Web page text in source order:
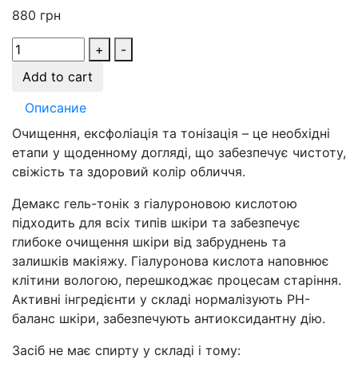
880 грн
+
-
Add to cart
Описание
Очищення, ексфоліація та тонізація – це необхідні
етапи у щоденному догляді, що забезпечує чистоту,
свіжість та здоровий колір обличчя.
Демакс гель-тонік з гіалуроновою кислотою
підходить для всіх типів шкіри та забезпечує
глибоке очищення шкіри від забруднень та
залишків макіяжу. Гіалуронова кислота наповнює
клітини вологою, перешкоджає процесам старіння.
Активні інгредієнти у складі нормалізують PH-
баланс шкіри, забезпечують антиоксидантну дію.
Засіб не має спирту у складі і тому: